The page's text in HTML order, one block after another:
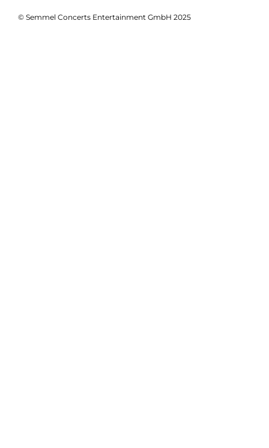
© Semmel Concerts Entertainment GmbH 2025